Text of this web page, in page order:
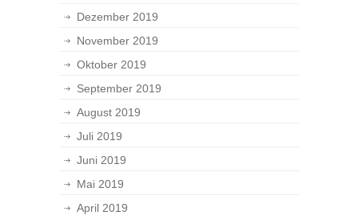
Dezember 2019
November 2019
Oktober 2019
September 2019
August 2019
Juli 2019
Juni 2019
Mai 2019
April 2019